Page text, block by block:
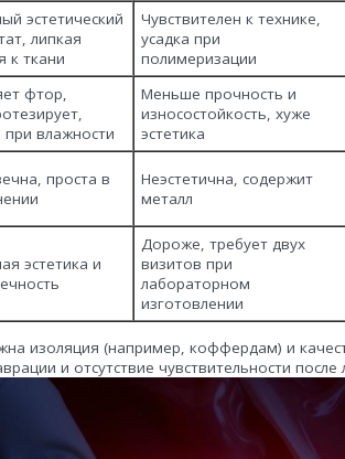
эстетический
липкая
к ткани
Чувствителен к технике,
усадка при
полимеризации
фтор,
при влажности
Меньше прочность и
износостойкость, хуже
эстетика
проста в
Неэстетична, содержит
металл
эстетика и
Дороже, требует двух
визитов при
лабораторном
изготовлении
изоляция (например, коффердам) и
и отсутствие чувствительности после